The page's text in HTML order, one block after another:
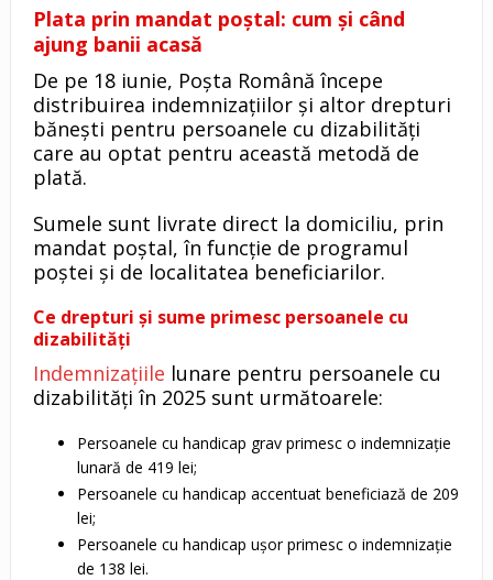
Plata prin mandat poștal: cum și când
ajung banii acasă
De pe 18 iunie, Poșta Română începe
distribuirea indemnizațiilor și altor drepturi
bănești pentru persoanele cu dizabilități
care au optat pentru această metodă de
plată.
Sumele sunt livrate direct la domiciliu, prin
mandat poștal, în funcție de programul
poștei și de localitatea beneficiarilor.
Ce drepturi și sume primesc persoanele cu
dizabilități
Indemnizațiile lunare pentru persoanele cu
dizabilități în 2025 sunt următoarele:
Persoanele cu handicap grav primesc o indemnizație
lunară de 419 lei;
Persoanele cu handicap accentuat beneficiază de 209
lei;
Persoanele cu handicap ușor primesc o indemnizație
de 138 lei.